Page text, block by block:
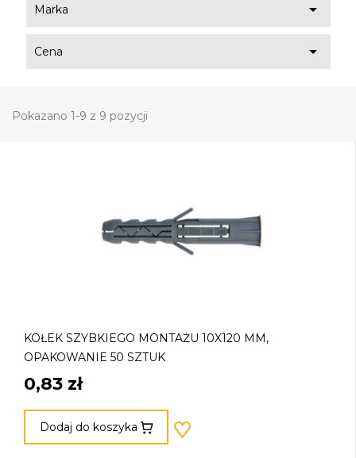
Marka 
Cena 
Pokazano 1-9 z 9 pozycji
KOŁEK SZYBKIEGO MONTAŻU 10X120 MM,
OPAKOWANIE 50 SZTUK
0,83 zł
Dodaj do koszyka